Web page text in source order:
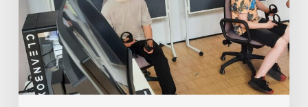
unbändiger
Neugierde
und
ungezügeltem
Tatendrang,